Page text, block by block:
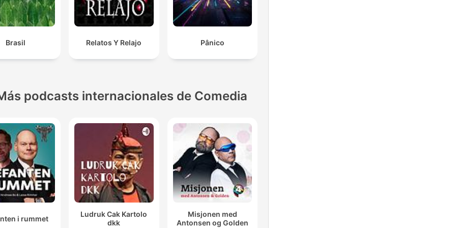
Brasil Relatos Y Relajo Pânico
podcasts internacionales de Comedia
i rummet
Ludruk Cak Kartolo
dkk
Misjonen med
Antonsen og Golden